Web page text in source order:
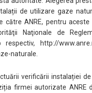
de utilizare gaze
ANRE, pentru aceste
Naţionale de
http://
naturale.
verificării instalației
firmei autorizate ANRE